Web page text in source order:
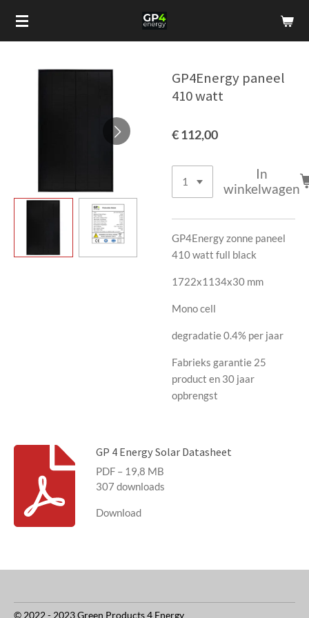
Ga
direct
GP4Energy paneel
410 watt
€ 112,00
In
winkelwagen
GP4Energy zonne paneel
410 watt full black
1722x1134x30 mm
Mono cell
degradatie 0.4% per jaar
Fabrieks garantie 25
product en 30 jaar
opbrengst
GP 4 Energy Solar Datasheet
PDF – 19,8 MB
307 downloads
Download
© 2022 - 2023 Green Products 4 Energy